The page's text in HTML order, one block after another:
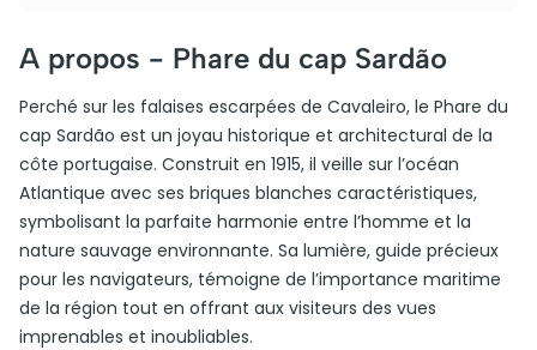
A propos - Phare du cap Sardão
Perché sur les falaises escarpées de Cavaleiro, le Phare du
cap Sardão est un joyau historique et architectural de la
côte portugaise. Construit en 1915, il veille sur l’océan
Atlantique avec ses briques blanches caractéristiques,
symbolisant la parfaite harmonie entre l’homme et la
nature sauvage environnante. Sa lumière, guide précieux
pour les navigateurs, témoigne de l’importance maritime
de la région tout en offrant aux visiteurs des vues
imprenables et inoubliables.